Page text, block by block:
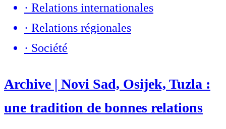
· Relations internationales
· Relations régionales
· Société
Archive | Novi Sad, Osijek, Tuzla :
une tradition de bonnes relations